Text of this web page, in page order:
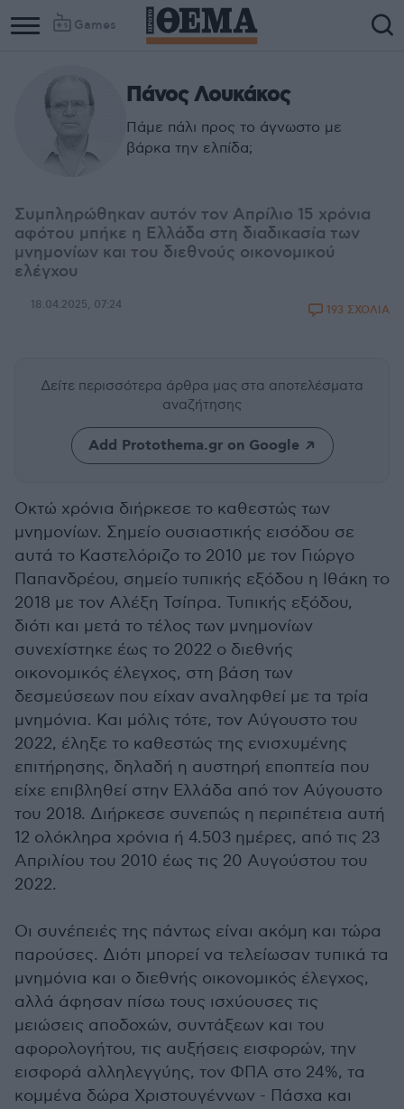
Games
Πάνος Λουκάκος
Πάμε πάλι προς το άγνωστο με
βάρκα την ελπίδα;
Συμπληρώθηκαν αυτόν τον Απρίλιο 15 χρόνια
αφότου μπήκε η Ελλάδα στη διαδικασία των
μνημονίων και του διεθνούς οικονομικού
ελέγχου
18.04.2025, 07:24 193 ΣΧΟΛΙΑ
Δείτε περισσότερα άρθρα μας στα αποτελέσματα
αναζήτησης
Add Protothema.gr on Google
Οκτώ χρόνια διήρκεσε το καθεστώς των
μνημονίων. Σημείο ουσιαστικής εισόδου σε
αυτά το Καστελόριζο το 2010 με τον Γιώργο
Παπανδρέου, σημείο τυπικής εξόδου η Ιθάκη το
2018 με τον Αλέξη Τσίπρα. Τυπικής εξόδου,
διότι και μετά το τέλος των μνημονίων
συνεχίστηκε έως το 2022 ο διεθνής
οικονομικός έλεγχος, στη βάση των
δεσμεύσεων που είχαν αναληφθεί με τα τρία
μνημόνια. Και μόλις τότε, τον Αύγουστο του
2022, έληξε το καθεστώς της ενισχυμένης
επιτήρησης, δηλαδή η αυστηρή εποπτεία που
είχε επιβληθεί στην Ελλάδα από τον Αύγουστο
του 2018. Διήρκεσε συνεπώς η περιπέτεια αυτή
12 ολόκληρα χρόνια ή 4.503 ημέρες, από τις 23
Απριλίου του 2010 έως τις 20 Αυγούστου του
2022.
Οι συνέπειές της πάντως είναι ακόμη και τώρα
παρούσες. Διότι μπορεί να τελείωσαν τυπικά τα
μνημόνια και ο διεθνής οικονομικός έλεγχος,
αλλά άφησαν πίσω τους ισχύουσες τις
μειώσεις αποδοχών, συντάξεων και του
αφορολογήτου, τις αυξήσεις εισφορών, την
εισφορά αλληλεγγύης, τον ΦΠΑ στο 24%, τα
κομμένα δώρα Χριστουγέννων - Πάσχα και